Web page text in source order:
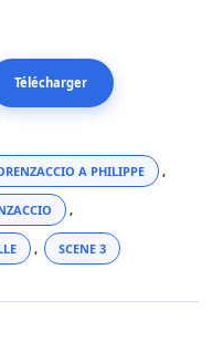
Télécharger
A PHILIPPE ,
,
, SCENE 3